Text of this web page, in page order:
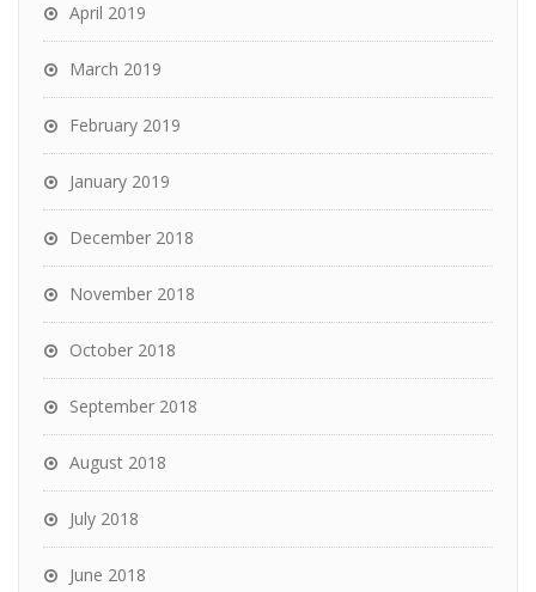
April 2019
March 2019
February 2019
January 2019
December 2018
November 2018
October 2018
September 2018
August 2018
July 2018
June 2018